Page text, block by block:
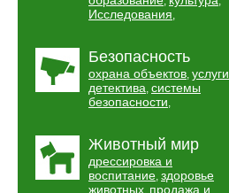
Исследования,
Безопасность
охрана объектов, услуги
детектива, системы
безопасности,
Животный мир
дрессировка и
воспитание, здоровье
животных, продажа и